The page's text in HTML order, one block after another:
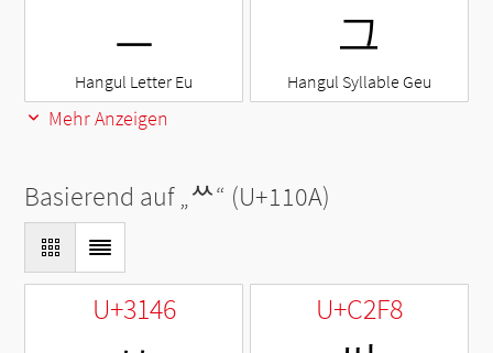
ㅡ
Hangul Letter Eu
그
Hangul Syllable Geu
Mehr Anzeigen
Basierend auf „ᄊ“ (U+110A)
U+3146 U+C2F8